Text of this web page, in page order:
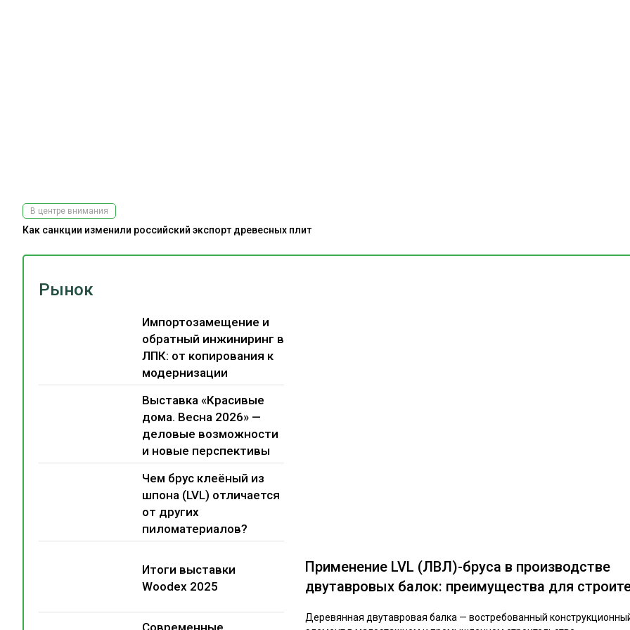
Рынок
Импортозамещение и
обратный инжиниринг в
ЛПК: от копирования к
модернизации
Выставка «Красивые
дома. Весна 2026» —
деловые возможности
и новые перспективы
Чем брус клеёный из
шпона (LVL) отличается
от других
пиломатериалов?
Итоги выставки
Woodex 2025
Современные
Применение LVL (ЛВЛ)-бруса в производстве
двутавровых балок: преимущества для
Деревянная двутавровая балка — востребованный
В центре внимания
Как санкции изменили российский экспорт древесных плит